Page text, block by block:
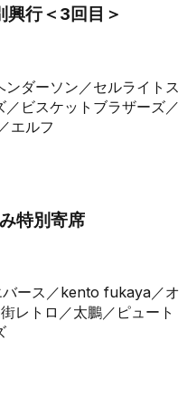
興行＜3回目＞
ダーソン／セルライトス
ビスケットブラザーズ／
エルフ
特別寄席
ース／kento fukaya／オ
レトロ／太鵬／ピュート